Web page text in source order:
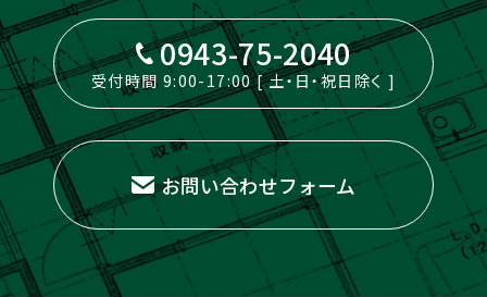
0943-75-2040
受付時間 9:00-17:00 [ 土・日・祝日除く ]
お問い合わせフォーム